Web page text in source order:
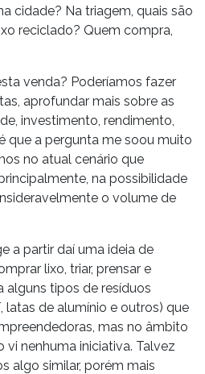
cidade? Na triagem, quais são
reciclado? Quem compra,
venda? Poderíamos fazer
aprofundar mais sobre as
investimento, rendimento,
que a pergunta me soou muito
no atual cenário que
na possibilidade
o volume de
a partir daí uma ideia de
lixo, triar, prensar e
alguns tipos de resíduos
latas de alumínio e outros) que
mas no âmbito
vi nenhuma iniciativa. Talvez
algo similar, porém mais